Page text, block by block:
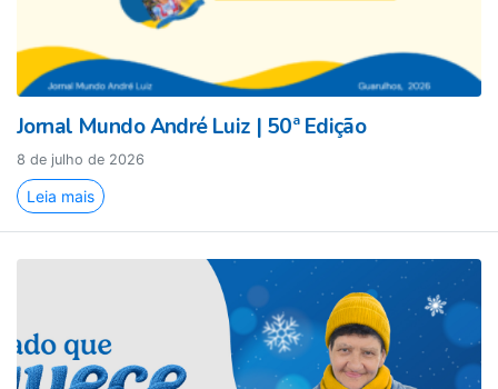
Jornal Mundo André Luiz | 50ª Edição
8 de julho de 2026
Leia mais